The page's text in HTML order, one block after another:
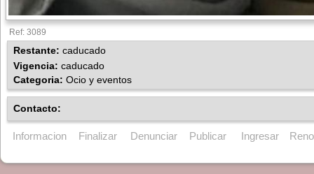
Ref: 3089
Restante: caducado
Vigencia: caducado
Categoria: Ocio y eventos
Contacto:
Informacion Finalizar Denunciar Publicar Ingresar